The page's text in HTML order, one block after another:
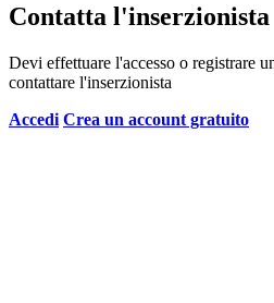
Contatta l'inserzionista
Devi effettuare l'accesso o registrare
contattare l'inserzionista
Accedi Crea un account gratuito